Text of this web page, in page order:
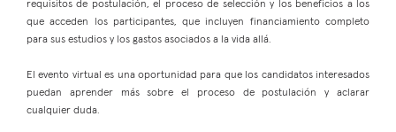
requisitos de postulación, el proceso de selección y los beneficios a los
que acceden los participantes, que incluyen financiamiento completo
para sus estudios y los gastos asociados a la vida allá.
El evento virtual es una oportunidad para que los candidatos interesados
puedan aprender más sobre el proceso de postulación y aclarar
cualquier duda.